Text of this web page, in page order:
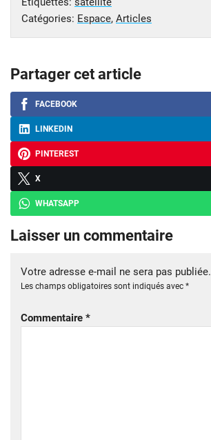
Catégories: Espace, Articles
Partager cet article
FACEBOOK
LINKEDIN
PINTEREST
X
WHATSAPP
Laisser un commentaire
Votre adresse e-mail ne sera pas publiée.
Les champs obligatoires sont indiqués avec *
Commentaire *